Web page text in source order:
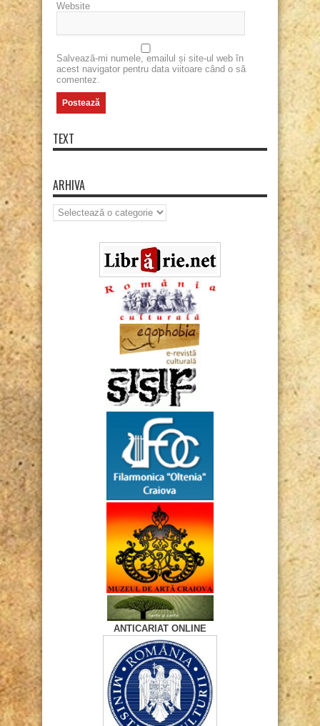
Website
Salvează-mi numele, emailul și site-ul web în
acest navigator pentru data viitoare când o să
comentez.
TEXT
ARHIVA
Arhiva
ANTICARIAT ONLINE